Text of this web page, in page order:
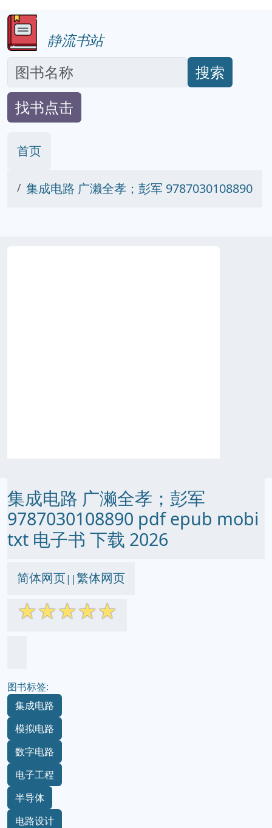
静流书站
搜索
找书点击
首页
集成电路 广濑全孝；彭军 9787030108890
集成电路 广濑全孝；彭军
9787030108890 pdf epub mobi
txt 电子书 下载 2026
简体网页||繁体网页
☆☆☆☆☆
图书标签:
集成电路
模拟电路
数字电路
电子工程
半导体
电路设计